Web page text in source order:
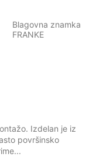
Blagovna znamka
FRANKE
Izdelan je iz
površinsko